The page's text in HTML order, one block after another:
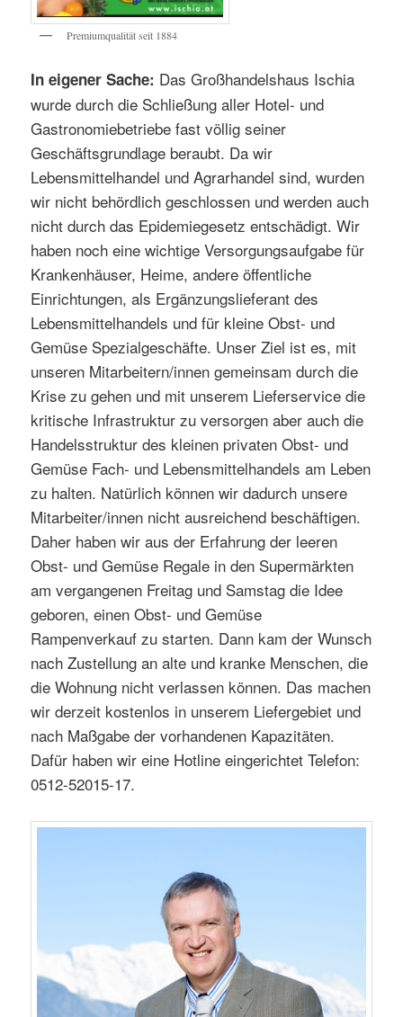
Premiumqualität seit 1884
In eigener Sache: Das Großhandelshaus Ischia
wurde durch die Schließung aller Hotel- und
Gastronomiebetriebe fast völlig seiner
Geschäftsgrundlage beraubt. Da wir
Lebensmittelhandel und Agrarhandel sind, wurden
wir nicht behördlich geschlossen und werden auch
nicht durch das Epidemiegesetz entschädigt. Wir
haben noch eine wichtige Versorgungsaufgabe für
Krankenhäuser, Heime, andere öffentliche
Einrichtungen, als Ergänzungslieferant des
Lebensmittelhandels und für kleine Obst- und
Gemüse Spezialgeschäfte. Unser Ziel ist es, mit
unseren Mitarbeitern/innen gemeinsam durch die
Krise zu gehen und mit unserem Lieferservice die
kritische Infrastruktur zu versorgen aber auch die
Handelsstruktur des kleinen privaten Obst- und
Gemüse Fach- und Lebensmittelhandels am Leben
zu halten. Natürlich können wir dadurch unsere
Mitarbeiter/innen nicht ausreichend beschäftigen.
Daher haben wir aus der Erfahrung der leeren
Obst- und Gemüse Regale in den Supermärkten
am vergangenen Freitag und Samstag die Idee
geboren, einen Obst- und Gemüse
Rampenverkauf zu starten. Dann kam der Wunsch
nach Zustellung an alte und kranke Menschen, die
die Wohnung nicht verlassen können. Das machen
wir derzeit kostenlos in unserem Liefergebiet und
nach Maßgabe der vorhandenen Kapazitäten.
Dafür haben wir eine Hotline eingerichtet Telefon:
0512-52015-17.